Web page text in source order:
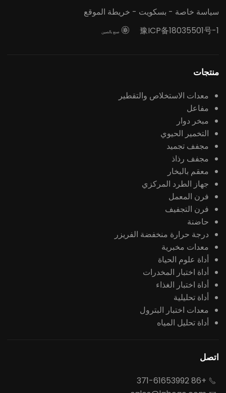
سياسة خاصة - بسكويت - خريطة الموقع
豫ICP备18035501号-1
 صنع بالصين
منتجات
معدات الاستخلاص والتقطير
مفاعل
مبخر دوار
التخمير الحيوي
مجفف تجميد
مجفف رذاذ
معقم بالبخار
جهاز الطرد المركزي
فرن المعمل
فرن التجفيف
حاضنة
درجة حرارة منخفضة الفريزر
معدات مخبرية
أداة علوم الحياة
أداة اختبار المخدرات
أداة اختبار الغذاء
أداة تحليلية
معدات اختبار البترول
أداة تحليل المياه
اتصل

+86 371-61653992